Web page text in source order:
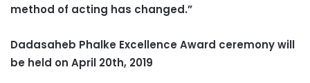
method of acting has changed.”
Dadasaheb Phalke Excellence Award ceremony will
be held on April 20th, 2019